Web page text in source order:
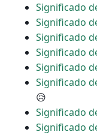
Significado
Significado
Significado
Significado
Significado
Significado
😥
Significado
Significado